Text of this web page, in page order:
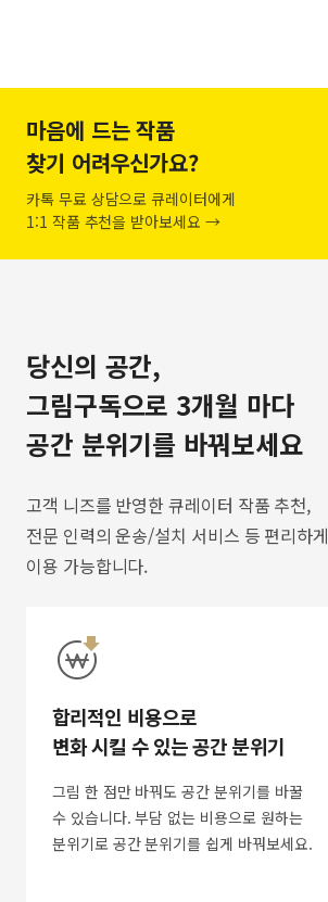
마음에 드는 작품
찾기 어려우신가요?
카톡 무료 상담으로 큐레이터에게
1:1 작품 추천을 받아보세요 →
당신의 공간,
그림구독으로 3개월 마다
공간 분위기를 바꿔보세요
고객 니즈를 반영한 큐레이터 작품 추천,
전문 인력의 운송/설치 서비스 등 편리하게
이용 가능합니다.
합리적인 비용으로
변화 시킬 수 있는 공간 분위기
그림 한 점만 바꿔도 공간 분위기를 바꿀
수 있습니다. 부담 없는 비용으로 원하는
분위기로 공간 분위기를 쉽게 바꿔보세요.